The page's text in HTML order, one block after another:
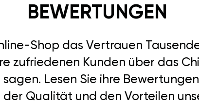
BEWERTUNGEN
Shop das Vertrauen
zufriedenen Kunden über das
sagen. Lesen Sie ihre
der Qualität und den Vorteilen